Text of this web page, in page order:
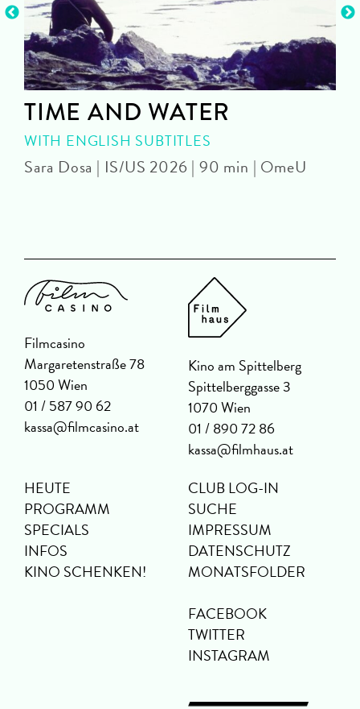
TIME AND WATER
WITH ENGLISH SUBTITLES
Sara Dosa | IS/US 2026 | 90 min | OmeU
Filmcasino
Margaretenstraße 78
1050 Wien
01 / 587 90 62
kassa@filmcasino.at
Kino am Spittelberg
Spittelberggasse 3
1070 Wien
01 / 890 72 86
kassa@filmhaus.at
HEUTE
PROGRAMM
SPECIALS
INFOS
KINO SCHENKEN!
CLUB LOG-IN
SUCHE
IMPRESSUM
DATENSCHUTZ
MONATSFOLDER
FACEBOOK
TWITTER
INSTAGRAM